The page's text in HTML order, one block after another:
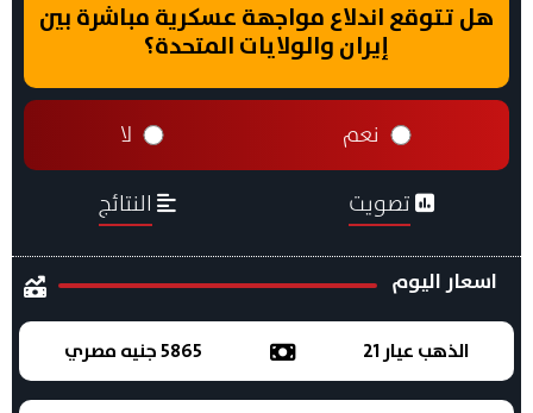
هل تتوقع اندلاع مواجهة عسكرية مباشرة بين
إيران والولايات المتحدة؟
نعم لا
تصويت النتائج
اسعار اليوم
الذهب عيار 21 5865 جنيه مصري